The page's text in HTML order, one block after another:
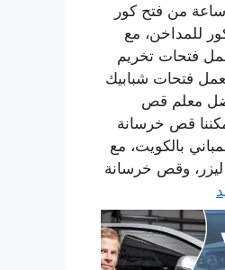
متاحة على مدار 24 ساعة من فتح كور
للمداخن، مع
فتحات تخريم
فتحات شبابيك
معلم قص
قص خرسانة
بالكويت، مع
وقص خرسانة